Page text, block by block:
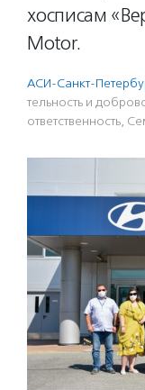
хосписам
Motor.
АСИ-Санкт-
тель­ность и
ответственность,